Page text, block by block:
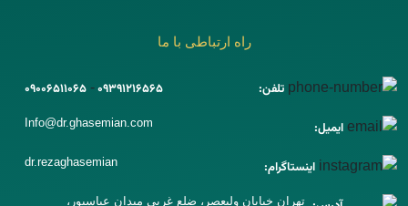
راه ارتباطی با ما
تلفن: 09391216565
-
09006511065
ایمیل: Info@dr.ghasemian.com
اینستاگرام: dr.rezaghasemian
تهران خیابان ولیعصر، ضلع غربی میدان عباسپور،